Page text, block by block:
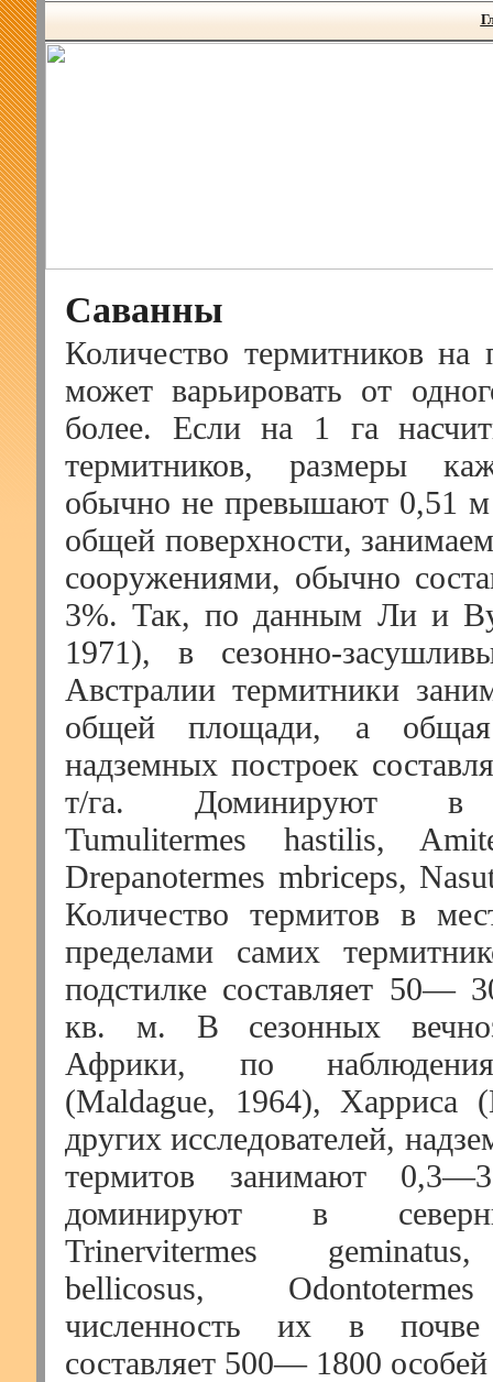
Саванны
Количество термитников
может варьировать от
более. Если на 1 га
термитников, размеры
обычно не превышают 0,51
общей поверхности,
сооружениями, обычно
3%. Так, по данным Ли и
1971), в сезонно-
Австралии термитники
общей площади, а
надземных построек
т/га. Доминируют в
Tumulitermes hastilis,
Drepanotermes mbriceps,
Количество термитов в
пределами самих
подстилке составляет 50—
кв. м. В сезонных
Африки, по
(Maldague, 1964), Харриса
других исследователей,
термитов занимают
доминируют в
Trinervitermes
bellicosus,
численность их в
составляет 500— 1800